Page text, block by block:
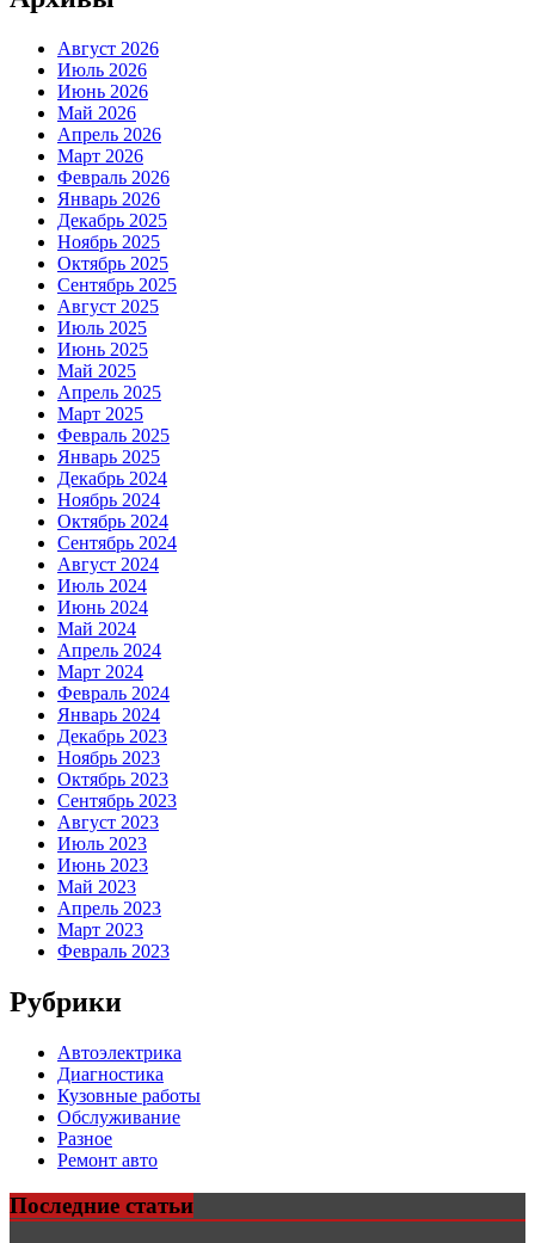
Август 2026
Июль 2026
Июнь 2026
Май 2026
Апрель 2026
Март 2026
Февраль 2026
Январь 2026
Декабрь 2025
Ноябрь 2025
Октябрь 2025
Сентябрь 2025
Август 2025
Июль 2025
Июнь 2025
Май 2025
Апрель 2025
Март 2025
Февраль 2025
Январь 2025
Декабрь 2024
Ноябрь 2024
Октябрь 2024
Сентябрь 2024
Август 2024
Июль 2024
Июнь 2024
Май 2024
Апрель 2024
Март 2024
Февраль 2024
Январь 2024
Декабрь 2023
Ноябрь 2023
Октябрь 2023
Сентябрь 2023
Август 2023
Июль 2023
Июнь 2023
Май 2023
Апрель 2023
Март 2023
Февраль 2023
Рубрики
Автоэлектрика
Диагностика
Кузовные работы
Обслуживание
Разное
Ремонт авто
Последние статьи